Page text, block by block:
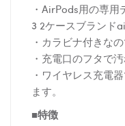
・AirPods用の専
3 2ケースブランド
・カラビナ付きな
・充電口のフタで
・ワイヤレス充電
ます。
■特徴